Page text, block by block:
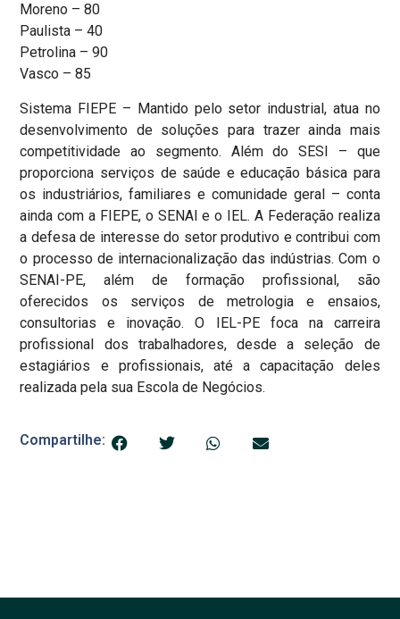
Moreno – 80
Paulista – 40
Petrolina – 90
Vasco – 85
Sistema FIEPE – Mantido pelo setor industrial, atua no
desenvolvimento de soluções para trazer ainda mais
competitividade ao segmento. Além do SESI – que
proporciona serviços de saúde e educação básica para
os industriários, familiares e comunidade geral – conta
ainda com a FIEPE, o SENAI e o IEL. A Federação realiza
a defesa de interesse do setor produtivo e contribui com
o processo de internacionalização das indústrias. Com o
SENAI-PE, além de formação profissional, são
oferecidos os serviços de metrologia e ensaios,
consultorias e inovação. O IEL-PE foca na carreira
profissional dos trabalhadores, desde a seleção de
estagiários e profissionais, até a capacitação deles
realizada pela sua Escola de Negócios.
Compartilhe: